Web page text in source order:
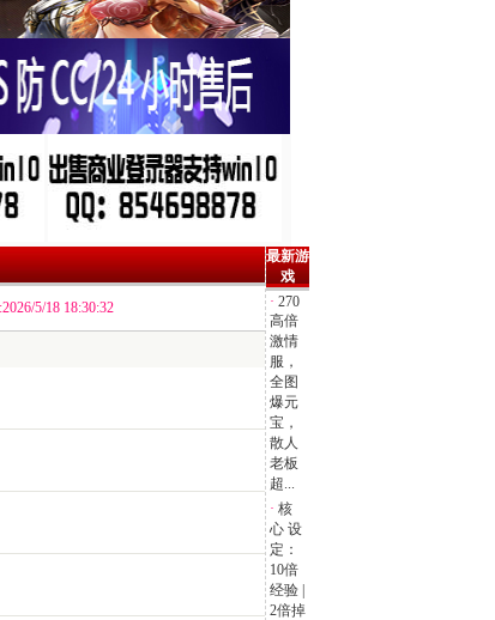
5/18 18:30:32
最新游
戏
· 270
高倍
激情
服，
全图
爆元
宝，
散人
老板
超...
· 核
心 设
定：
10倍
经验 |
2倍掉